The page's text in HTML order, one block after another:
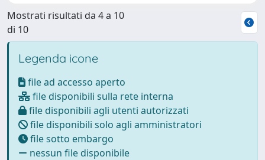
Mostrati risultati da 4 a 10
di 10
Legenda icone
file ad accesso aperto
file disponibili sulla rete interna
file disponibili agli utenti autorizzati
file disponibili solo agli amministratori
file sotto embargo
nessun file disponibile